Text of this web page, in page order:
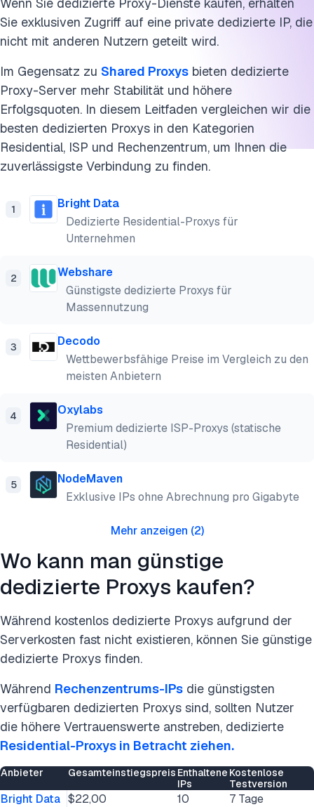
Sie exklusiven Zugriff auf eine private dedizierte IP, die
nicht mit anderen Nutzern geteilt wird.
Im Gegensatz zu Shared Proxys bieten dedizierte
Proxy-Server mehr Stabilität und höhere
Erfolgsquoten. In diesem Leitfaden vergleichen wir die
besten dedizierten Proxys in den Kategorien
Residential, ISP und Rechenzentrum, um Ihnen die
zuverlässigste Verbindung zu finden.
1
Bright Data
Dedizierte Residential-Proxys für
Unternehmen
2
Webshare
Günstigste dedizierte Proxys für
Massennutzung
3
Decodo
Wettbewerbsfähige Preise im Vergleich zu den
meisten Anbietern
4
Oxylabs
Premium dedizierte ISP-Proxys (statische
Residential)
5
NodeMaven
Exklusive IPs ohne Abrechnung pro Gigabyte
Mehr anzeigen (2)
Wo kann man günstige
dedizierte Proxys kaufen?
Während kostenlos dedizierte Proxys aufgrund der
Serverkosten fast nicht existieren, können Sie günstige
dedizierte Proxys finden.
Während Rechenzentrums-IPs die günstigsten
verfügbaren dedizierten Proxys sind, sollten Nutzer
die höhere Vertrauenswerte anstreben, dedizierte
Residential-Proxys in Betracht ziehen.
Anbieter Gesamteinstiegspreis Enthaltene
IPs
Kostenlose
Testversion
Bright Data $22,00 10 7 Tage